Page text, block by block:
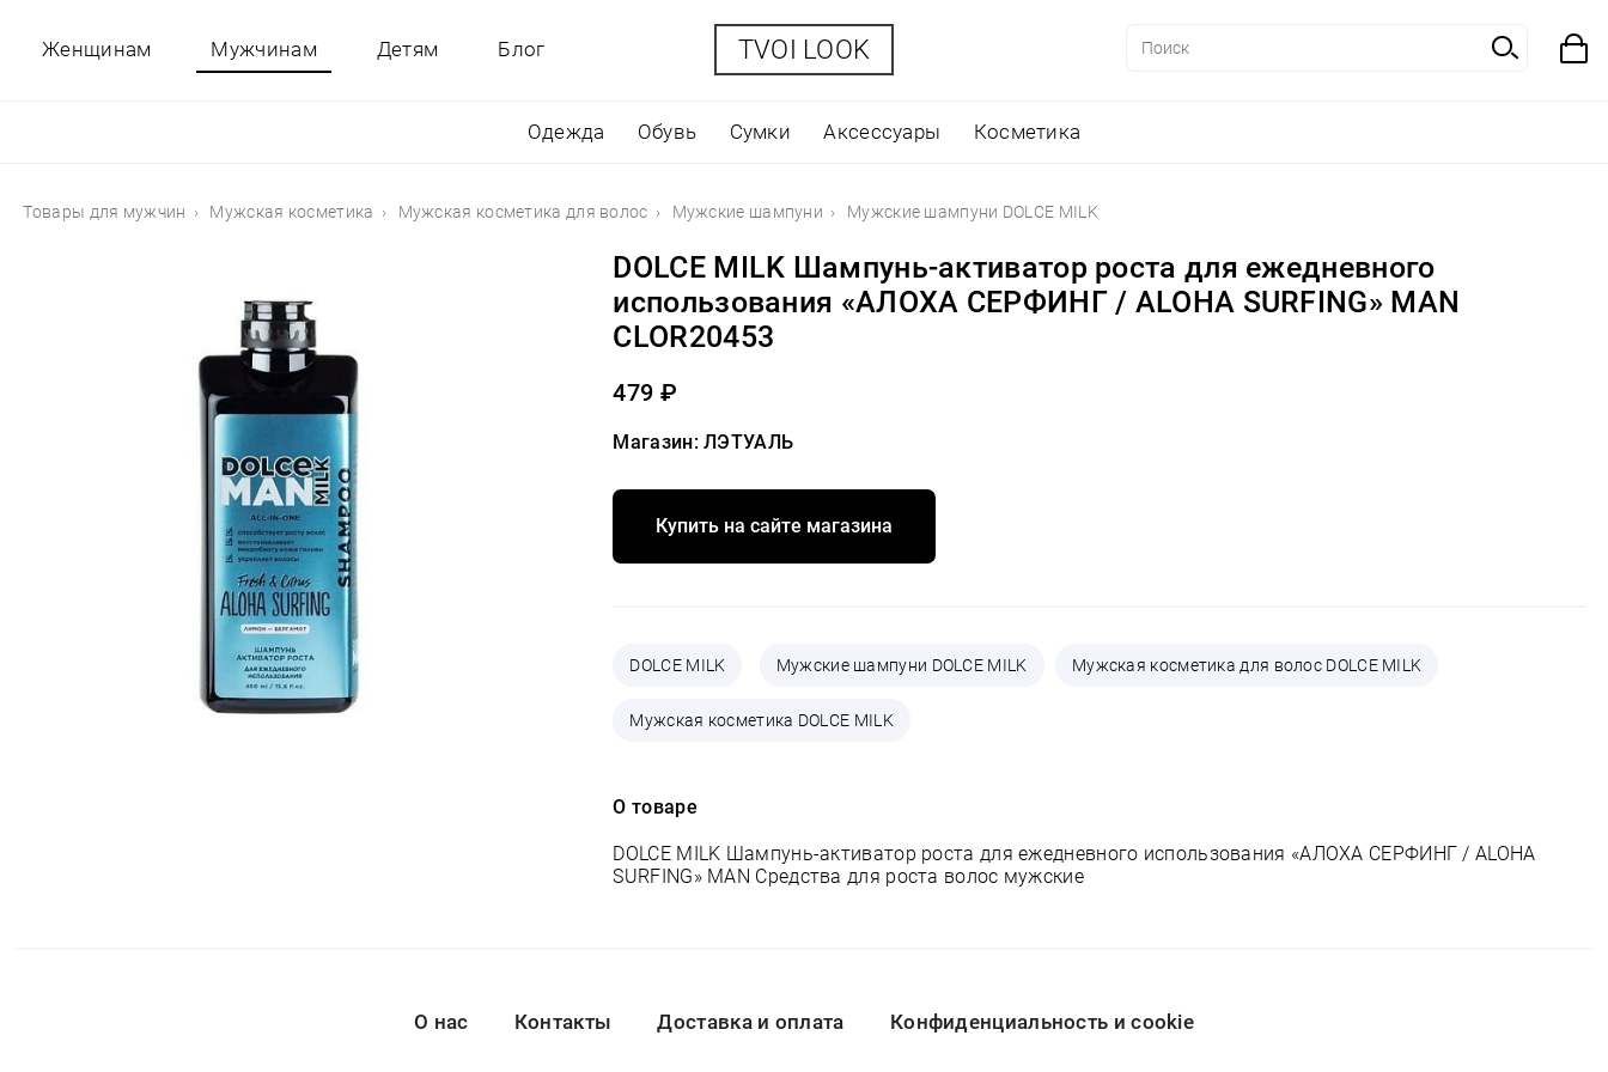
Женщинам Мужчинам
Одежда Обувь Сумки Аксессуары Косметика
Детям Блог TVOI LOOK
Товары для мужчин Мужская косметика Мужская косметика для волос Мужские шампуни Мужские шампуни DOLCE MILK
DOLCE MILK Шампунь-активатор роста для ежедневного
использования «АЛОХА СЕРФИНГ / ALOHA SURFING» MAN
CLOR20453
479 ₽
Магазин: ЛЭТУАЛЬ
Купить на сайте магазина
DOLCE MILK Мужские шампуни DOLCE MILK Мужская косметика для волос DOLCE MILK
Мужская косметика DOLCE MILK
О товаре
DOLCE MILK Шампунь-активатор роста для ежедневного использования «АЛОХА СЕРФИНГ / ALOHA
SURFING» MAN Средства для роста волос мужские
О нас Контакты Доставка и оплата Конфиденциальность и cookie